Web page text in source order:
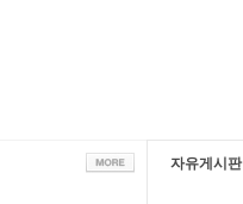
자유게시판